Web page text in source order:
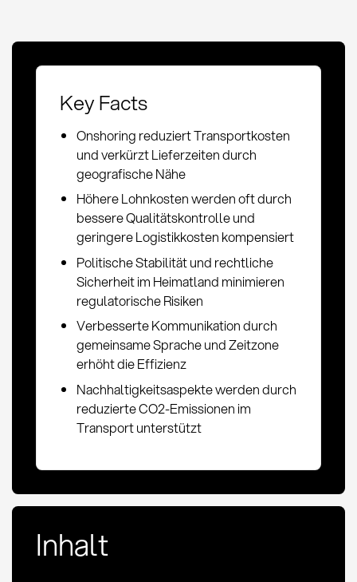
Key Facts
Onshoring reduziert Transportkosten
und verkürzt Lieferzeiten durch
geografische Nähe
Höhere Lohnkosten werden oft durch
bessere Qualitätskontrolle und
geringere Logistikkosten kompensiert
Politische Stabilität und rechtliche
Sicherheit im Heimatland minimieren
regulatorische Risiken
Verbesserte Kommunikation durch
gemeinsame Sprache und Zeitzone
erhöht die Effizienz
Nachhaltigkeitsaspekte werden durch
reduzierte CO2-Emissionen im
Transport unterstützt
Inhalt